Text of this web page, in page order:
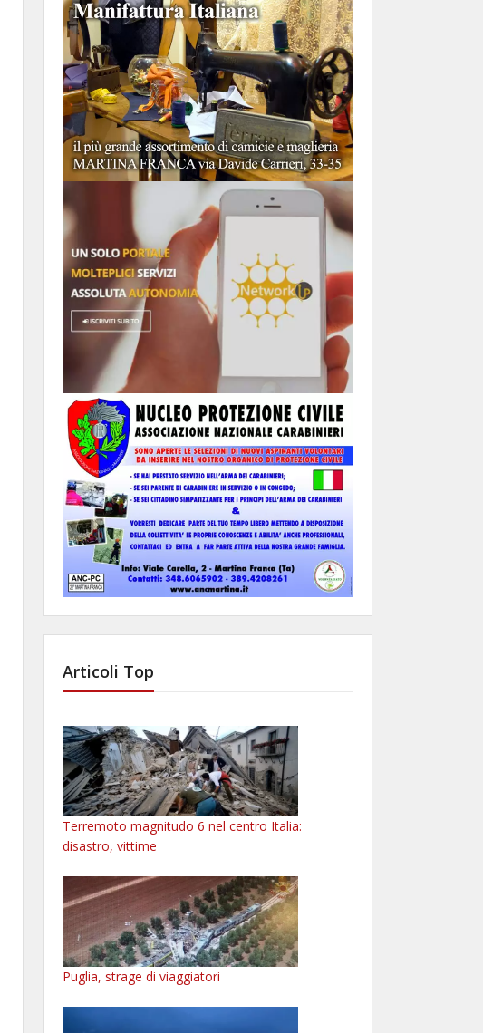
Articoli Top
Terremoto magnitudo 6 nel centro Italia:
disastro, vittime
Puglia, strage di viaggiatori